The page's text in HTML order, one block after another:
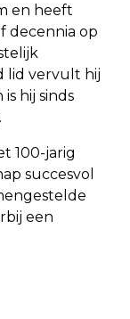
en heeft
decennia op
lid vervult hij
hij sinds
100-jarig
succesvol
een